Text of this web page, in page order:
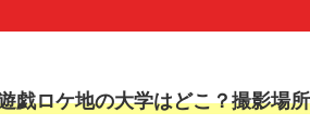
戯ロケ地の大学はどこ？撮影場